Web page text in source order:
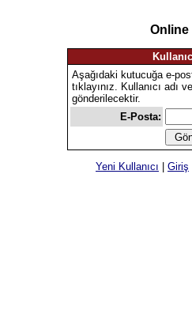
Online
Aşağıdaki kutucuğa e-
tıklayınız. Kullanıcı adı
gönderilecektir.
E-Posta:
Yeni Kullanıcı | Giriş